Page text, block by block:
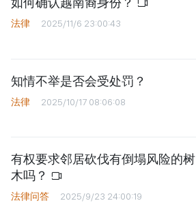
法律 2025/11/6 23:00:43
知情不举是否会受处罚？
法律 2025/10/17 08:06:08
有权要求邻居砍伐有倒塌风险的树
木吗？
法律问答 2025/9/23 24:00:19